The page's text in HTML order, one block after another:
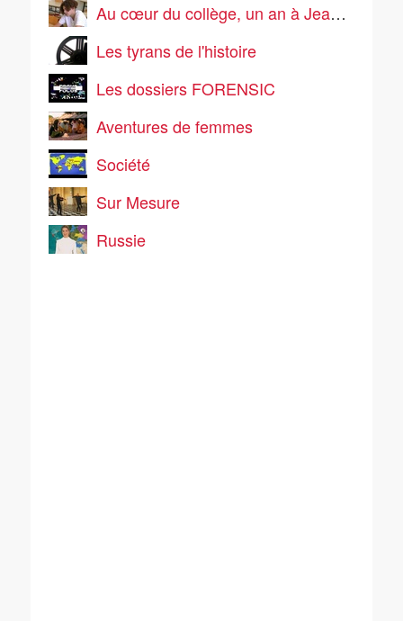
Au cœur du collège, un an à Jean Vilar
Les tyrans de l'histoire
Les dossiers FORENSIC
Aventures de femmes
Société
Sur Mesure
Russie